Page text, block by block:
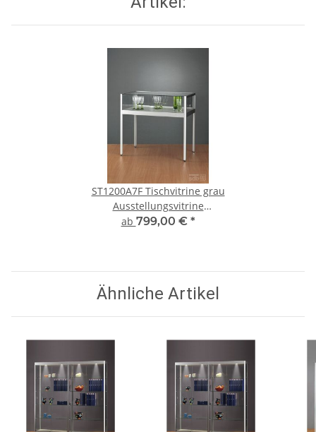
ST1200A7F Tischvitrine grau
Ausstellungsvitrine
Präsentationsvitrine Alu
ab 799,00 € *
Ähnliche Artikel